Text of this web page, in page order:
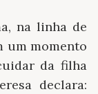
na linha de
um momento
da filha
declara: